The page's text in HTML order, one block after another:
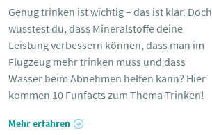
Genug trinken ist wichtig – das ist klar. Doch
wusstest du, dass Mineralstoffe deine
Leistung verbessern können, dass man im
Flugzeug mehr trinken muss und dass
Wasser beim Abnehmen helfen kann? Hier
kommen 10 Funfacts zum Thema Trinken!
Mehr erfahren